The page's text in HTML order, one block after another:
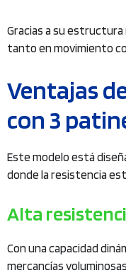
Gracias a su
tanto en movimiento
Ventajas
con 3
Este modelo está
donde la resistencia
Alta
Con una capacidad
mercancías